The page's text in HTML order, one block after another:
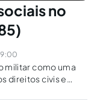
no
militar como uma
direitos civis e
positivos.